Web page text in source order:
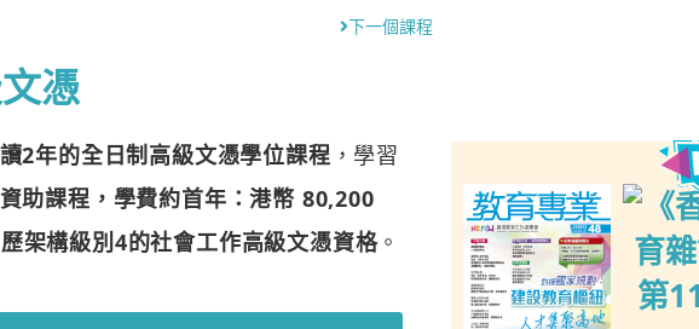
下一個課程
憑
2年的全日制高級文憑學位課程 ，學習
助課程，學費約首年：港幣 80,200
架構級別4的社會工作高級文憑資格。